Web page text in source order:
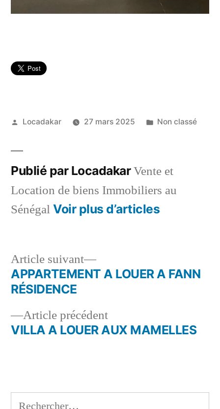
Publié
Locadakar 27 mars 2025
Publié
Non classé
Publié par LocadakarVente et
Location de biens Immobiliers au
Sénégal Voir plus d’articles
Navigation
l’article
Article précédentArticle
précédent :
VILLA A LOUER AUX MAMELLES
Article suivant
Article
suivant :
APPARTEMENT A LOUER A FANN
RÉSIDENCE
Rechercher :